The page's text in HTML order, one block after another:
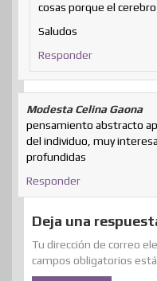
cosas porque el
Saludos
Responder
Modesta Celina Gaona
pensamiento abstracto
del individuo, muy
profundidas
Responder
Deja una
Tu dirección de correo
campos obligatorios